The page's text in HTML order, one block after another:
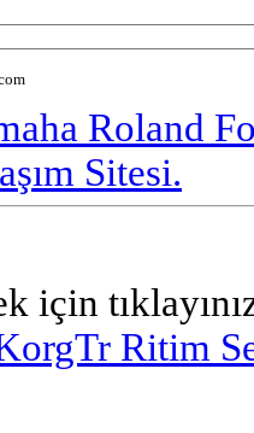
Roland
Sitesi.
için
Ritim